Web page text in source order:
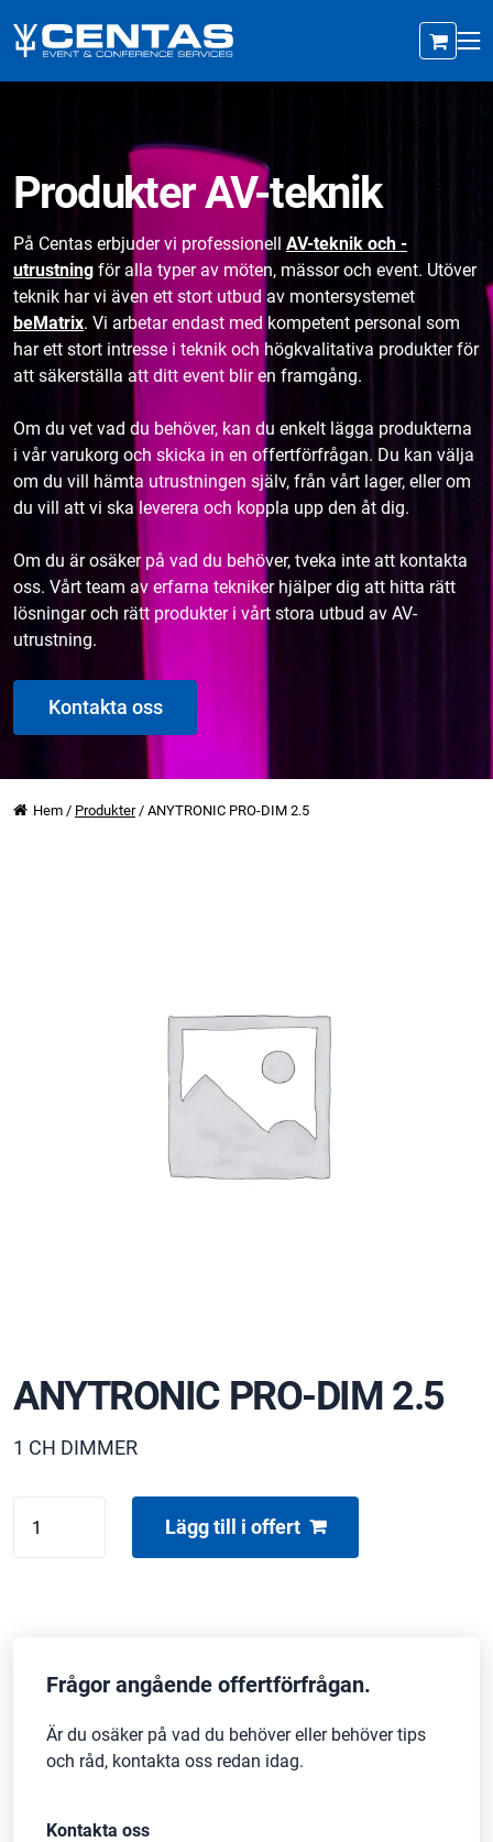
Produkter AV-teknik
På Centas erbjuder vi professionell AV-teknik och -
utrustning för alla typer av möten, mässor och event. Utöver
teknik har vi även ett stort utbud av montersystemet
beMatrix. Vi arbetar endast med kompetent personal som
har ett stort intresse i teknik och högkvalitativa produkter för
att säkerställa att ditt event blir en framgång.
Om du vet vad du behöver, kan du enkelt lägga produkterna
i vår varukorg och skicka in en offertförfrågan. Du kan välja
om du vill hämta utrustningen själv, från vårt lager, eller om
du vill att vi ska leverera och koppla upp den åt dig.
Om du är osäker på vad du behöver, tveka inte att kontakta
oss. Vårt team av erfarna tekniker hjälper dig att hitta rätt
lösningar och rätt produkter i vårt stora utbud av AV-
utrustning.
Kontakta oss
Hem / Produkter/ ANYTRONIC PRO-DIM 2.5
ANYTRONIC PRO-DIM 2.5
1 CH DIMMER
PRO-
Lägg till i offert
Frågor angående offertförfrågan.
Är du osäker på vad du behöver eller behöver tips
och råd, kontakta oss redan idag.
Kontakta oss